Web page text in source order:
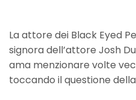
La attore dei Black Eyed
signora dell’attore Josh
ama menzionare volte
toccando il questione